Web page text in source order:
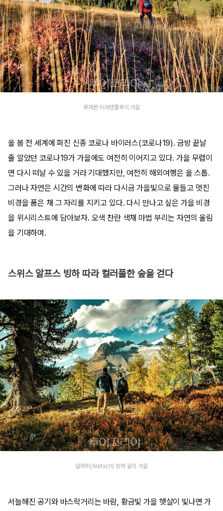
루체른 쉬라텐플루의 가을
올 봄 전 세계에 퍼진 신종 코로나 바이러스(코로나19). 금방 끝날
줄 알았던 코로나19가 가을에도 여전히 이어지고 있다. 가을 무렵이
면 다시 떠날 수 있을 거라 기대했지만, 여전히 해외여행은 올 스톱.
그러나 자연은 시간의 변화에 따라 다시금 가을빛으로 물들고 멋진
비경을 품은 채 그 자리를 지키고 있다. 다시 만나고 싶은 가을 비경
을 위시리스트에 담아보자. 오색 찬란 색채 마법 부리는 자연의 울림
을 기대하며.
스위스 알프스 빙하 따라 컬러풀한 숲을 걷다
알레취(Aletsch) 빙하 숲의 가을
서늘해진 공기와 바스락거리는 바람, 황금빛 가을 햇살이 빛나면 가